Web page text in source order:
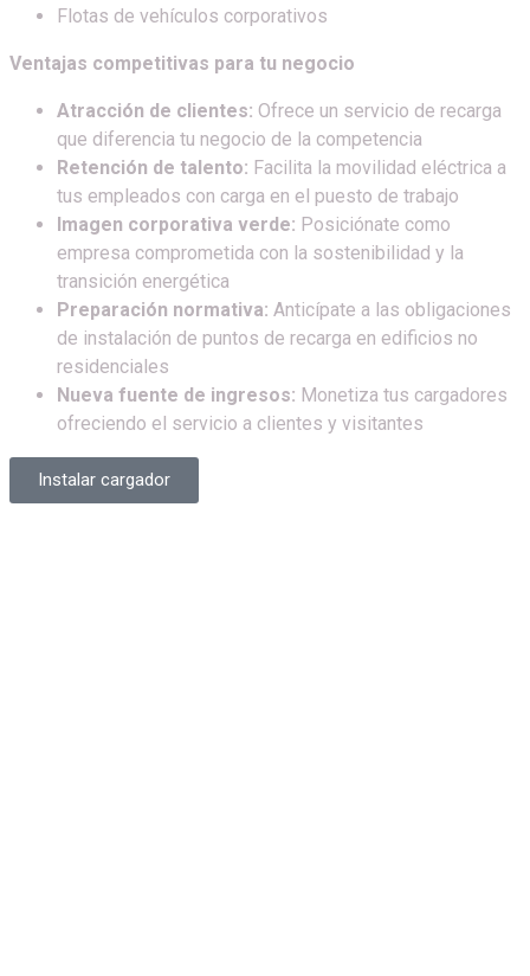
Flotas de vehículos corporativos
Ventajas competitivas para tu negocio
Atracción de clientes: Ofrece un servicio de recarga
que diferencia tu negocio de la competencia
Retención de talento: Facilita la movilidad eléctrica a
tus empleados con carga en el puesto de trabajo
Imagen corporativa verde: Posiciónate como
empresa comprometida con la sostenibilidad y la
transición energética
Preparación normativa: Anticípate a las obligaciones
de instalación de puntos de recarga en edificios no
residenciales
Nueva fuente de ingresos: Monetiza tus cargadores
ofreciendo el servicio a clientes y visitantes
Instalar cargador